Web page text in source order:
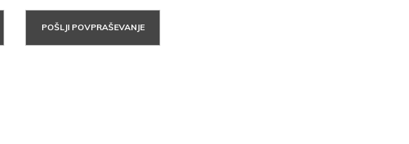
POŠLJI POVPRAŠEVANJE